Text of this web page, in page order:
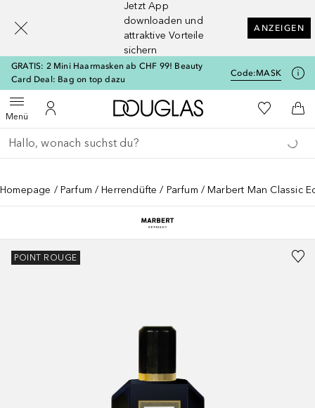
Jetzt App
downloaden und
attraktive Vorteile
sichern
ANZEIGEN
GRATIS: 2 Mini Haarmasken ab CHF 99! Beauty
Card Deal: Bag on top dazu
Code:MASK
MenüMenü öffnenZu Meinem Kundenkonto
Zur Douglas Startseite
Zu Meiner
Gehe zurück
Suche ausführen
Homepage Parfum Herrendüfte Parfum Marbert Man Classic
POINT ROUGE
[navigation.slideout.screenreader]